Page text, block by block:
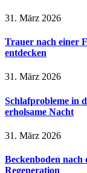
31. März 2026
Trauer nach einer
entdecken
31. März 2026
Schlafprobleme in
erholsame Nacht
31. März 2026
Beckenboden
Regeneration